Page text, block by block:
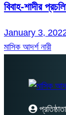
বিবাহ-শাদীর
January 3,
মাসিক আদর্শ নারী